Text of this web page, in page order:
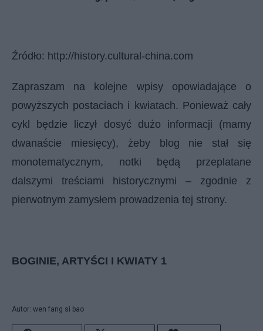
Źródło: http://history.cultural-china.com
Zapraszam na kolejne wpisy opowiadające o
powyższych postaciach i kwiatach. Ponieważ cały
cykl będzie liczył dosyć dużo informacji (mamy
dwanaście miesięcy), żeby blog nie stał się
monotematycznym, notki będą przeplatane
dalszymi treściami historycznymi – zgodnie z
pierwotnym zamysłem prowadzenia tej strony.
BOGINIE, ARTYŚCI I KWIATY 1
Autor: wen fang si bao